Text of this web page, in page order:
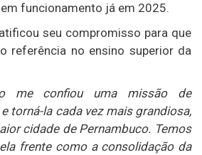
funcionamento já em 2025.
seu compromisso para que
referência no ensino superior da
me confiou uma missão de
torná-la cada vez mais grandiosa,
cidade de Pernambuco. Temos
frente como a consolidação da